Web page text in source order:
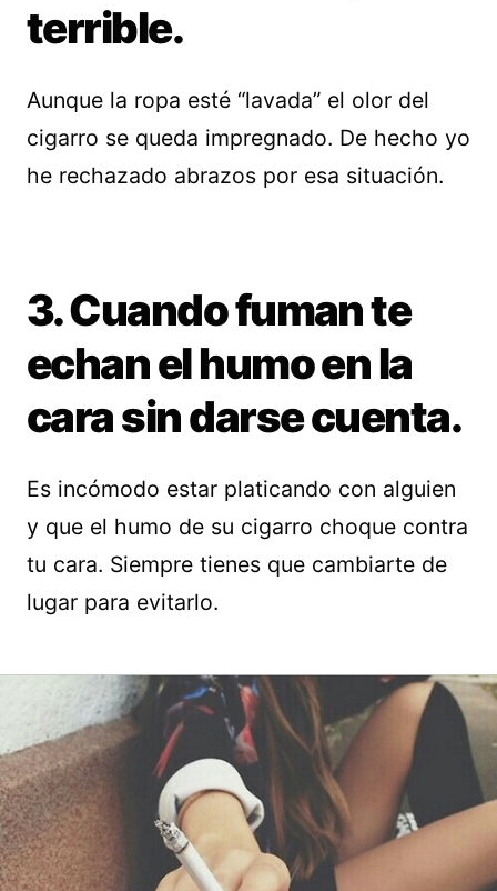
terrible.
Aunque la ropa esté “lavada” el olor del
cigarro se queda impregnado. De hecho yo
he rechazado abrazos por esa situación.
3. Cuando fuman te
echan el humo en la
cara sin darse cuenta.
Es incómodo estar platicando con alguien
y que el humo de su cigarro choque contra
tu cara. Siempre tienes que cambiarte de
lugar para evitarlo.